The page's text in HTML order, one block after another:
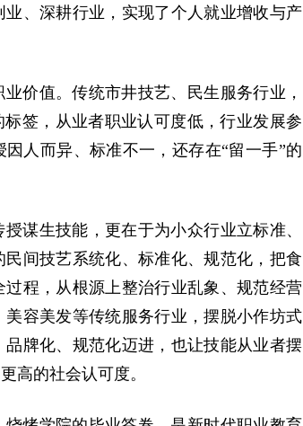
、深耕行业，实现了个人就业增收与产
价值。传统市井技艺、民生服务行业，
签，从业者职业认可度低，行业发展参
人而异、标准不一，还存在“留一手”的
谋生技能，更在于为小众行业立标准、
间技艺系统化、标准化、规范化，把食
程，从根源上整治行业乱象、规范经营
容美发等传统服务行业，摆脱小作坊式
牌化、规范化迈进，也让技能从业者摆
高的社会认可度。